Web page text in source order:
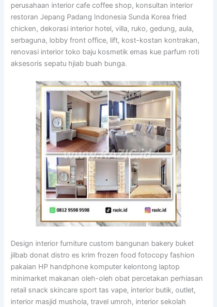
perusahaan interior cafe coffee shop, konsultan interior
restoran Jepang Padang Indonesia Sunda Korea fried
chicken, dekorasi interior hotel, villa, ruko, gedung, aula,
serbaguna, lobby front office, lift, kost-kostan kontrakan,
renovasi interior toko baju kosmetik emas kue parfum roti
aksesoris sepatu hjiab buah bunga.
Design interior furniture custom bangunan bakery buket
jilbab donat distro es krim frozen food fotocopy fashion
pakaian HP handphone komputer kelontong laptop
minimarket makanan oleh-oleh obat percetakan perhiasan
retail snack skincare sport tas vape, interior butik, outlet,
interior masjid mushola, travel umroh, interior sekolah